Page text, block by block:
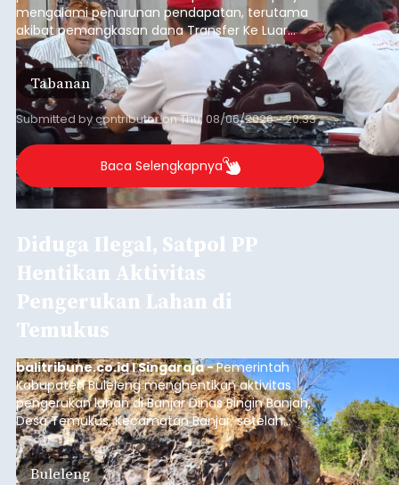
mengalami penurunan pendapatan, terutama
akibat pemangkasan dana Transfer Ke Luar
Daerah (TKD) dari pemerintah pusat.
Tabanan
Submitted bycontributoronThu, 08/06/2026 - 20:33
Baca Selengkapnya
Diduga Ilegal, Satpol PP
Hentikan Aktivitas
Pengerukan Lahan di
Temukus
balitribune.co.id I Singaraja -Pemerintah
Kabupaten Buleleng menghentikan aktivitas
pengerukan lahan di Banjar Dinas Bingin Banjah,
Desa Temukus, Kecamatan Banjar, setelah
ditemukan indikasi kegiatan pengambilan
material yang tidak sesuai dengan peruntukan
kawasan.
Buleleng